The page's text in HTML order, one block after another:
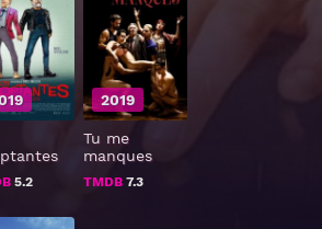
5.2
Tu me
manques
TMDB 7.3
2019